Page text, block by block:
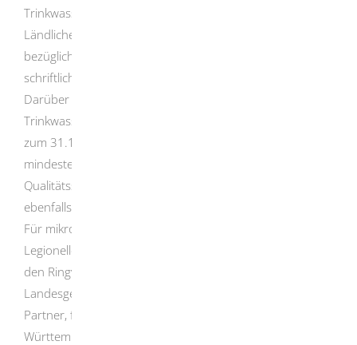
Trinkwasseruntersuchungsstelle dem Ministerium
Ländlicher Raum Baden-Württemberg Änderungen
bezüglich der Akkreditierung unaufgefordert und sofort
schriftlich oder per E-Mail mitteilen.
Darüber hinaus muss die
Trinkwasseruntersuchungsstelle dem Ministerium bis
zum 31.12. eines jeden Jahres eine Bestätigung über die
mindestens einmal jährlich erfolgreich absolvierte
Qualitätssicherung durch Teilnahme an Ringversuchen
ebenfalls unaufgefordert vorlegen.
Für mikrobiologische Parameter, einschließlich
Legionellen, erwartet das Ministerium eine Teilnahme an
den Ringversuchen des Niedersächsischen
Landesgesundheitsamts, Außenstelle Aurich, oder dessen
Partner, für chemische Parameter bei der AQS Baden-
Württemberg oder Hamburg oder einem